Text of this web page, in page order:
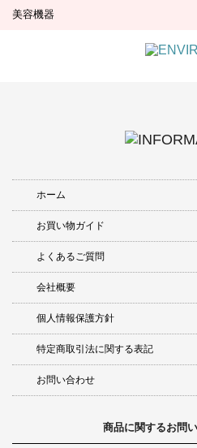
美容機器
ホーム
お買い物ガイド
よくあるご質問
会社概要
個人情報保護方針
特定商取引法に関する表記
お問い合わせ
商品に関するお問